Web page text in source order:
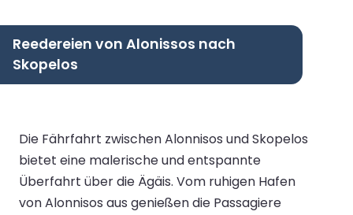
Reedereien von Alonissos nach
Skopelos
Die Fährfahrt zwischen Alonnisos und Skopelos
bietet eine malerische und entspannte
Überfahrt über die Ägäis. Vom ruhigen Hafen
von Alonnisos aus genießen die Passagiere